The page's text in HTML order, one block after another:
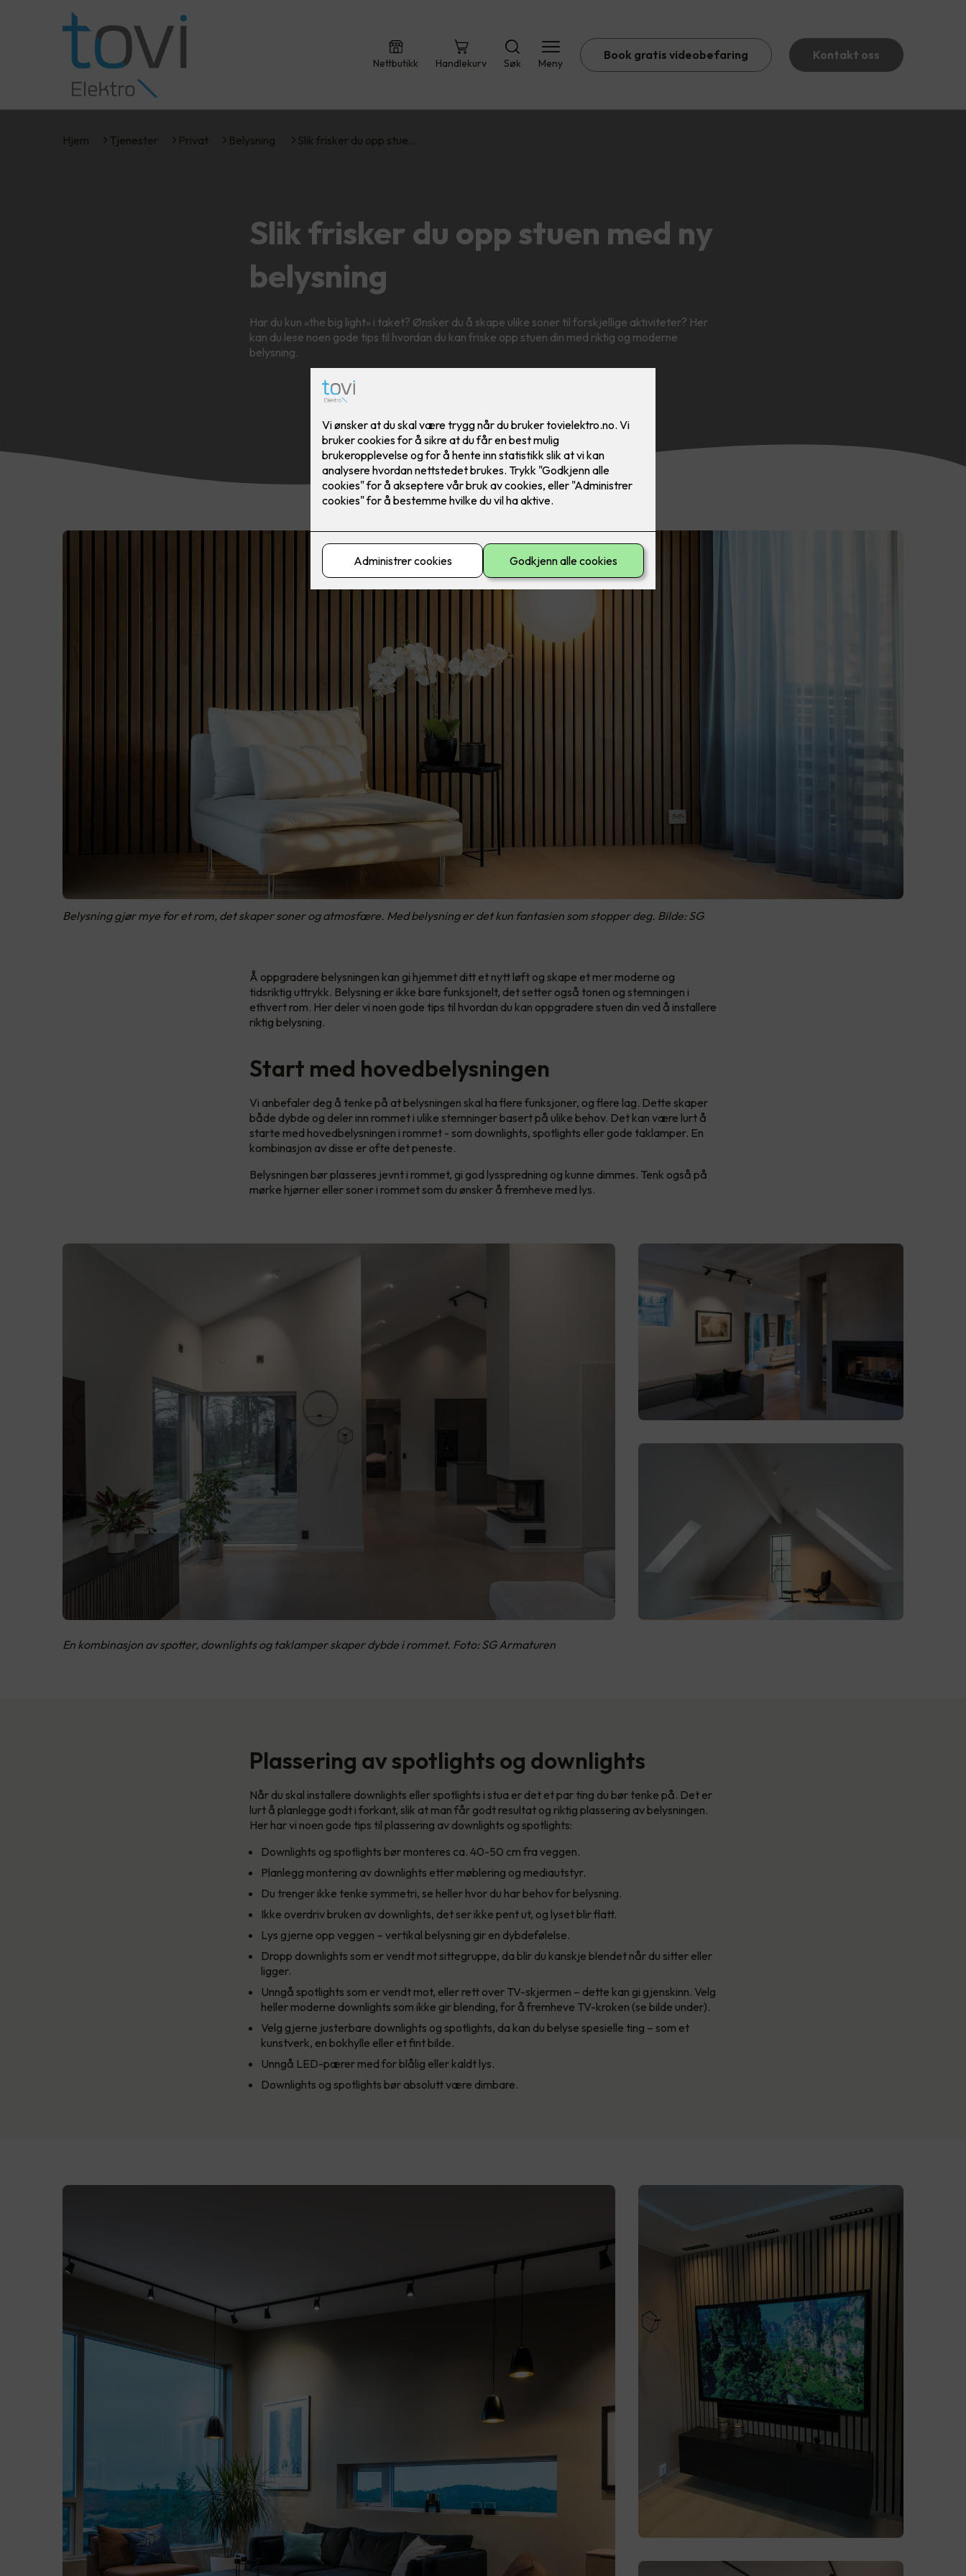
Nettbutikk Handlekurv Søk Meny
Book gratis videobefaring Kontakt oss
Hjem Tjenester Privat Belysning Slik frisker du opp stue…
Slik frisker du opp stuen med ny
belysning
Har du kun «the big light» i taket? Ønsker du å skape ulike soner til forskjellige aktiviteter? Her
kan du lese noen gode tips til hvordan du kan friske opp stuen din med riktig og moderne
belysning.
Belysning gjør mye for et rom, det skaper soner og atmosfære. Med belysning er det kun fantasien som stopper deg. Bilde: SG
Å oppgradere belysningen kan gi hjemmet ditt et nytt løft og skape et mer moderne og
tidsriktig uttrykk. Belysning er ikke bare funksjonelt, det setter også tonen og stemningen i
ethvert rom. Her deler vi noen gode tips til hvordan du kan oppgradere stuen din ved å installere
riktig belysning.
Start med hovedbelysningen
Vi anbefaler deg å tenke på at belysningen skal ha flere funksjoner, og flere lag. Dette skaper
både dybde og deler inn rommet i ulike stemninger basert på ulike behov. Det kan være lurt å
starte med hovedbelysningen i rommet - som downlights, spotlights eller gode taklamper. En
kombinasjon av disse er ofte det peneste.
Belysningen bør plasseres jevnt i rommet, gi god lysspredning og kunne dimmes. Tenk også på
mørke hjørner eller soner i rommet som du ønsker å fremheve med lys.
En kombinasjon av spotter, downlights og taklamper skaper dybde i rommet. Foto: SG Armaturen
Plassering av spotlights og downlights
Når du skal installere downlights eller spotlights i stua er det et par ting du bør tenke på. Det er
lurt å planlegge godt i forkant, slik at man får godt resultat og riktig plassering av belysningen.
Her har vi noen gode tips til plassering av downlights og spotlights:
Downlights og spotlights bør monteres ca. 40-50 cm fra veggen.
Planlegg montering av downlights etter møblering og mediautstyr.
Du trenger ikke tenke symmetri, se heller hvor du har behov for belysning.
Ikke overdriv bruken av downlights, det ser ikke pent ut, og lyset blir flatt.
Lys gjerne opp veggen – vertikal belysning gir en dybdefølelse.
Dropp downlights som er vendt mot sittegruppe, da blir du kanskje blendet når du sitter eller
ligger.
Unngå spotlights som er vendt mot, eller rett over TV-skjermen – dette kan gi gjenskinn. Velg
heller moderne downlights som ikke gir blending, for å fremheve TV-kroken (se bilde under).
Velg gjerne justerbare downlights og spotlights, da kan du belyse spesielle ting – som et
kunstverk, en bokhylle eller et fint bilde.
Unngå LED-pærer med for blålig eller kaldt lys.
Downlights og spotlights bør absolutt være dimbare.